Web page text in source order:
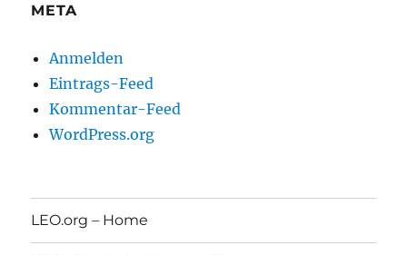
META
Anmelden
Eintrags-Feed
Kommentar-Feed
WordPress.org
LEO.org – Home